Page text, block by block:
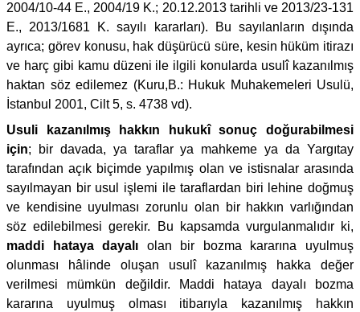
2004/10-44 E., 2004/19 K.; 20.12.2013 tarihli ve 2013/23-131
E., 2013/1681 K. sayılı kararları). Bu sayılanların dışında
ayrıca; görev konusu, hak düşürücü süre, kesin hüküm itirazı
ve harç gibi kamu düzeni ile ilgili konularda usulî kazanılmış
haktan söz edilemez (Kuru,B.: Hukuk Muhakemeleri Usulü,
İstanbul 2001, Cilt 5, s. 4738 vd).
Usuli kazanılmış hakkın hukukî sonuç doğurabilmesi
için; bir davada, ya taraflar ya mahkeme ya da Yargıtay
tarafından açık biçimde yapılmış olan ve istisnalar arasında
sayılmayan bir usul işlemi ile taraflardan biri lehine doğmuş
ve kendisine uyulması zorunlu olan bir hakkın varlığından
söz edilebilmesi gerekir. Bu kapsamda vurgulanmalıdır ki,
maddi hataya dayalı olan bir bozma kararına uyulmuş
olunması hâlinde oluşan usulî kazanılmış hakka değer
verilmesi mümkün değildir. Maddi hataya dayalı bozma
kararına uyulmuş olması itibarıyla kazanılmış hakkın